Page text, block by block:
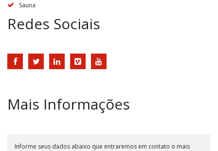
Sauna
Redes Sociais
Mais Informações
Informe seus dados abaixo que entraremos em contato o mais